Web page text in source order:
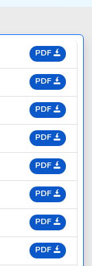
PDF
PDF
PDF
PDF
PDF
PDF
PDF
PDF